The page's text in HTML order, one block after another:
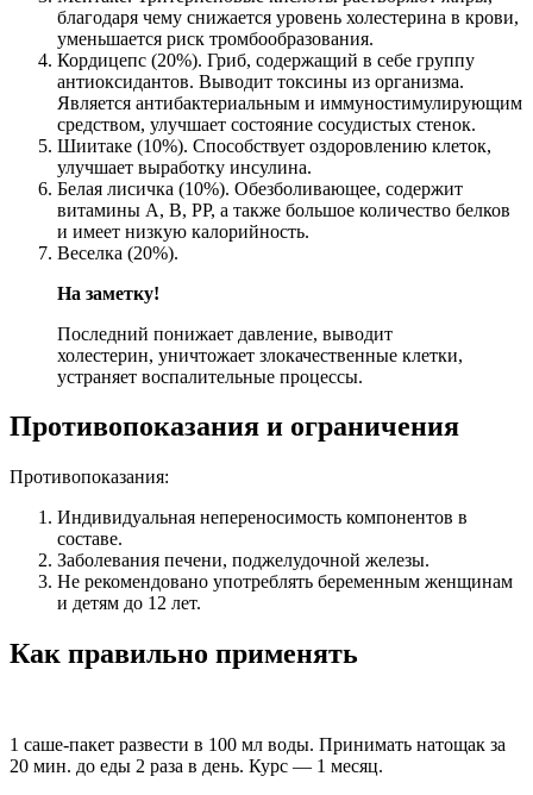
благодаря чему снижается уровень холестерина в крови,
уменьшается риск тромбообразования.
Кордицепс (20%). Гриб, содержащий в себе группу
антиоксидантов. Выводит токсины из организма.
Является антибактериальным и иммуностимулирующим
средством, улучшает состояние сосудистых стенок.
Шиитаке (10%). Способствует оздоровлению клеток,
улучшает выработку инсулина.
Белая лисичка (10%). Обезболивающее, содержит
витамины А, В, РР, а также большое количество белков
и имеет низкую калорийность.
Веселка (20%).
На заметку!
Последний понижает давление, выводит
холестерин, уничтожает злокачественные клетки,
устраняет воспалительные процессы.
Противопоказания и ограничения
Противопоказания:
Индивидуальная непереносимость компонентов в
составе.
Заболевания печени, поджелудочной железы.
Не рекомендовано употреблять беременным женщинам
и детям до 12 лет.
Как правильно применять
1 саше-пакет развести в 100 мл воды. Принимать натощак за
20 мин. до еды 2 раза в день. Курс — 1 месяц.